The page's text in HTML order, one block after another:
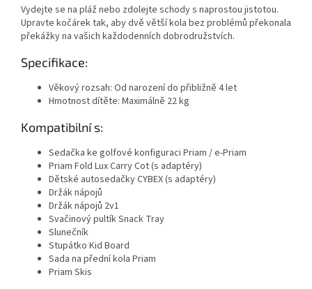
Vydejte se na pláž nebo zdolejte schody s naprostou jistotou.
Upravte kočárek tak, aby dvě větší kola bez problémů překonala
překážky na vašich každodenních dobrodružstvích.
Specifikace:
Věkový rozsah: Od narození do přibližně 4 let
Hmotnost dítěte: Maximálně 22 kg
Kompatibilní s:
Sedačka ke golfové konfiguraci Priam / e-Priam
Priam Fold Lux Carry Cot (s adaptéry)
Dětské autosedačky CYBEX (s adaptéry)
Držák nápojů
Držák nápojů 2v1
Svačinový pultík Snack Tray
Slunečník
Stupátko Kid Board
Sada na přední kola Priam
Priam Skis